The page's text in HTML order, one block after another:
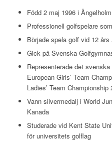
Född 2 maj 1996 i
Professionell golfspelare
Började spela golf vid 12 års
Gick på Svenska
Representerade det
European Girls’ Team
Ladies’ Team Championship
Vann silvermedalj i World
Kanada
Studerade vid Kent State
för universitets golflag